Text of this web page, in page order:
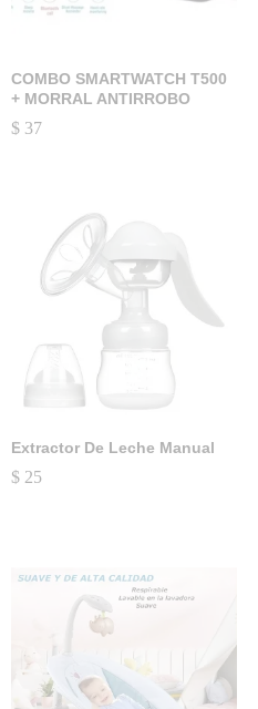
COMBO SMARTWATCH T500
+ MORRAL ANTIRROBO
$ 37
Extractor De Leche Manual
$ 25